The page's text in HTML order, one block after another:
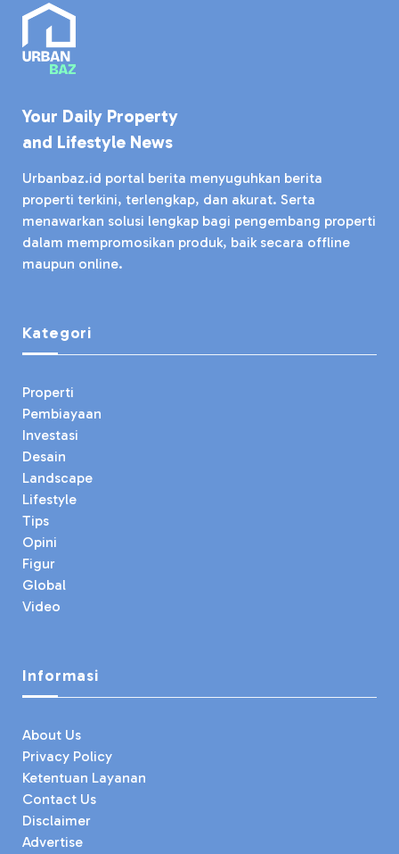
Your Daily Property
and Lifestyle News
Urbanbaz.id portal berita menyuguhkan berita
properti terkini, terlengkap, dan akurat. Serta
menawarkan solusi lengkap bagi pengembang properti
dalam mempromosikan produk, baik secara offline
maupun online.
Kategori
Properti
Pembiayaan
Investasi
Desain
Landscape
Lifestyle
Tips
Opini
Figur
Global
Video
Informasi
About Us
Privacy Policy
Ketentuan Layanan
Contact Us
Disclaimer
Advertise